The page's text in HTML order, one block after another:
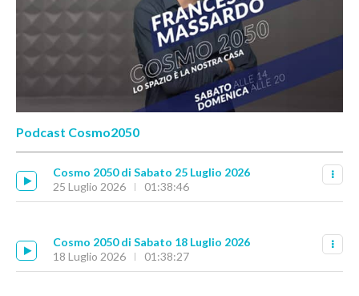
Podcast Cosmo2050
Cosmo 2050 di Sabato 25 Luglio 2026
25 Luglio 2026
01:38:46
Cosmo 2050 di Sabato 18 Luglio 2026
18 Luglio 2026
01:38:27